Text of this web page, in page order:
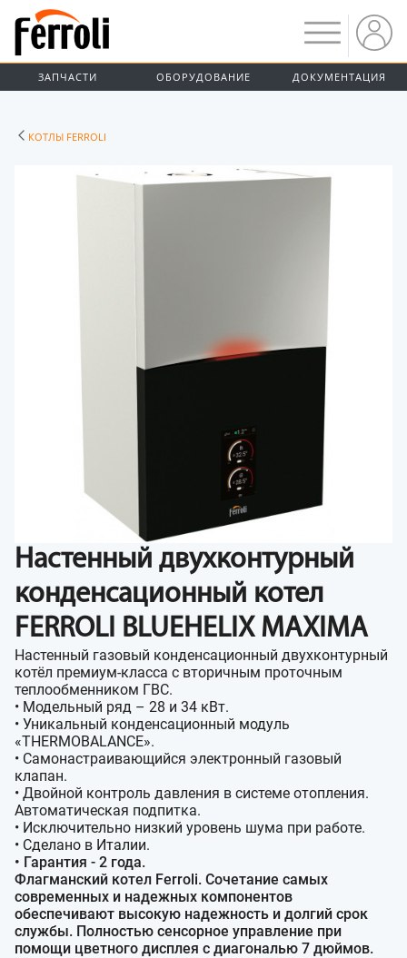
ЗАПЧАСТИ ОБОРУДОВАНИЕ ДОКУМЕНТАЦИЯ
КОТЛЫ FERROLI
Настенный двухконтурный
конденсационный котел
FERROLI BLUEHELIX MAXIMA
Настенный газовый конденсационный двухконтурный
котёл премиум-класса с вторичным проточным
теплообменником ГВС.
• Модельный ряд – 28 и 34 кВт.
• Уникальный конденсационный модуль
«THERMOBALANCE».
• Самонастраивающийся электронный газовый
клапан.
• Двойной контроль давления в системе отопления.
Автоматическая подпитка.
• Исключительно низкий уровень шума при работе.
• Сделано в Италии.
• Гарантия - 2 года.
Флагманский котел Ferroli. Сочетание самых
современных и надежных компонентов
обеспечивают высокую надежность и долгий срок
службы. Полностью сенсорное управление при
помощи цветного дисплея с диагональю 7 дюймов.